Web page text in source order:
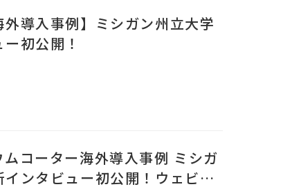
外導入事例】ミシガン州立大学
初公開！
ムコーター海外導入事例 ミシガ
ンタビュー初公開！ウェビナ